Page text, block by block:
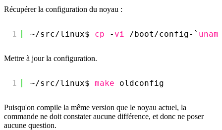
Récupérer la configuration du noyau :
1 ~/src/linux$ cp - vi /boot/config- `
Mettre à jour la configuration.
1 ~/src/linux$ make oldconfig
Puisqu'on compile la même version que le noyau actuel, la
commande ne doit constater aucune différence, et donc ne poser
aucune question.